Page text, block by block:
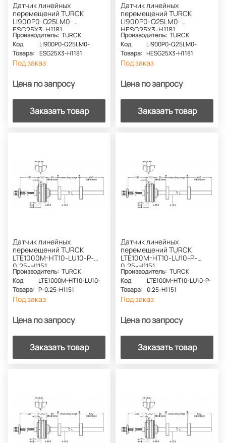
Датчик линейных
перемещений TURCK
LI900P0-Q25LM0-
ESG25X3-H1181
Производитель: TURCK
Код
Товара:
LI900P0-Q25LM0-
ESG25X3-H1181
Под заказ
Цена по запросу
Заказать товар
Датчик линейных
перемещений TURCK
LI900P0-Q25LM0-
HESG25X3-H1181
Производитель: TURCK
Код
Товара:
LI900P0-Q25LM0-
HESG25X3-H1181
Под заказ
Цена по запросу
Заказать товар
Датчик линейных
перемещений TURCK
LTE1000M-HT10-LU10-P-
0.25-H1151
Производитель: TURCK
Код
Товара:
LTE1000M-HT10-LU10-
P-0.25-H1151
Под заказ
Цена по запросу
Заказать товар
Датчик линейных
перемещений TURCK
LTE100M-HT10-LU10-P-
0.25-H1151
Производитель: TURCK
Код
Товара:
LTE100M-HT10-LU10-P-
0.25-H1151
Под заказ
Цена по запросу
Заказать товар